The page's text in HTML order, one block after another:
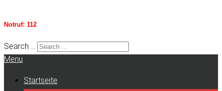
Notruf: 112
Search ...
Menu
Startseite